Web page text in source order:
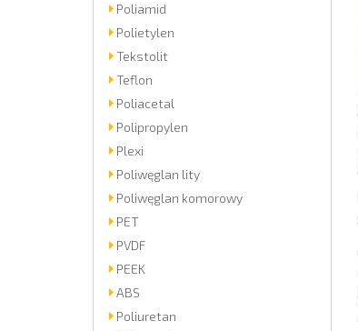
Poliamid
Polietylen
Tekstolit
Teflon
Poliacetal
Polipropylen
Plexi
Poliwęglan lity
Poliwęglan komorowy
PET
PVDF
PEEK
ABS
Poliuretan